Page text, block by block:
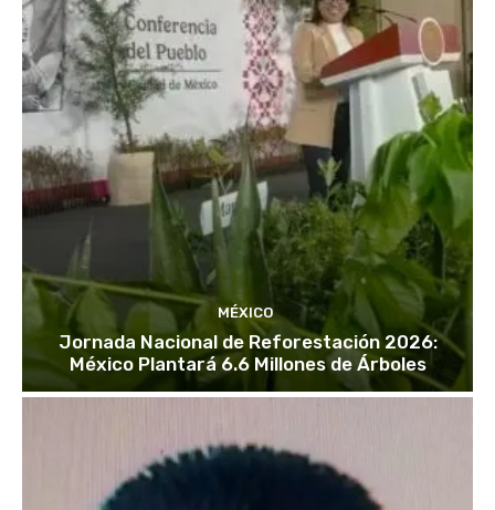
MÉXICO
Jornada Nacional de Reforestación 2026:
México Plantará 6.6 Millones de Árboles